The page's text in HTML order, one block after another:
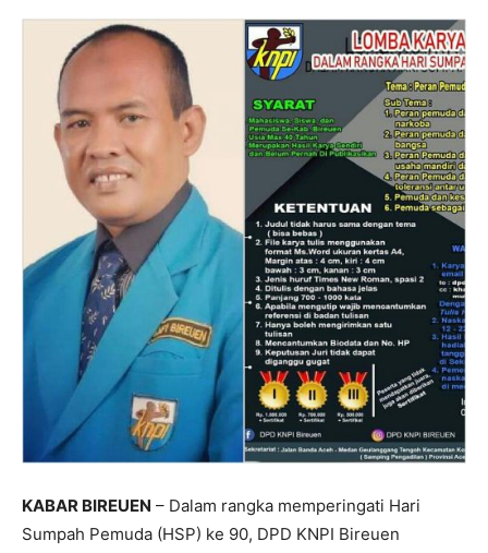
KABAR BIREUEN – Dalam rangka memperingati Hari
Sumpah Pemuda (HSP) ke 90, DPD KNPI Bireuen